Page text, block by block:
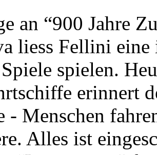
an “900 Jahre
liess Fellini
spielen.
erinnert
- Menschen
Alles ist